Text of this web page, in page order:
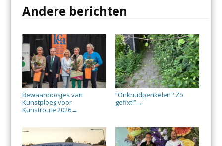
Andere berichten
Bewaardoosjes van
Kunstploeg voor
Kunstroute 2026→
“Onkruidperikelen? Zo
gefixt!”→